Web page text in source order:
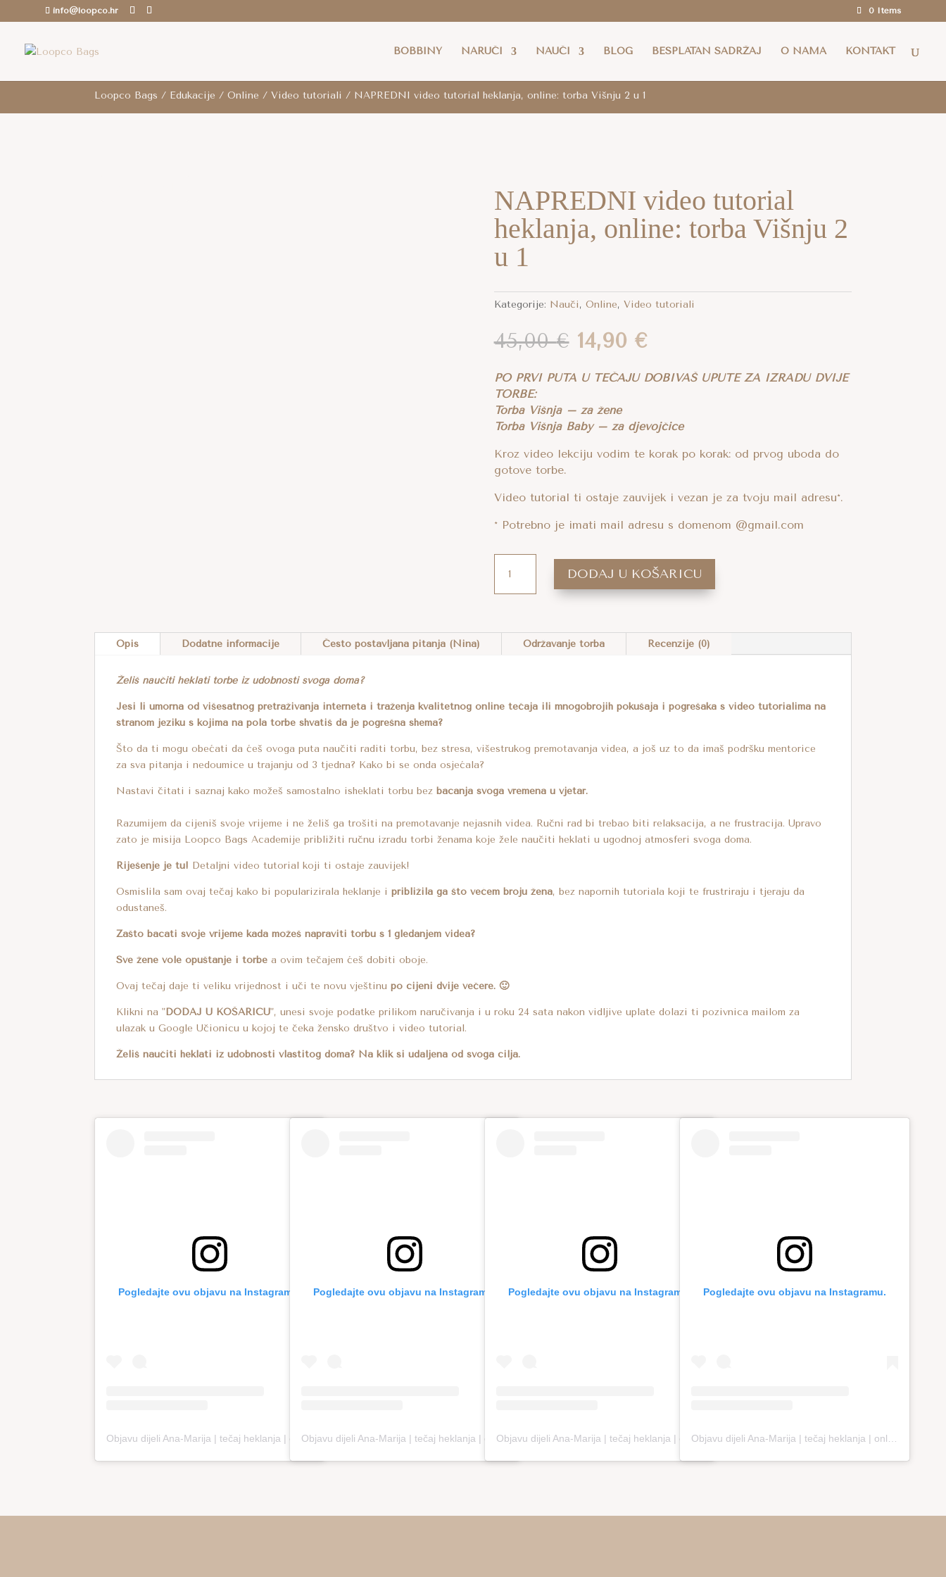
info@loopco.hr 0 Items
BOBBINY NARUČI NAUČI BLOG BESPLATAN SADRŽAJ O NAMA KONTAKT
Loopco Bags / Edukacije /Online /Video tutoriali / NAPREDNI video tutorial heklanja, online: torba Višnju 2 u 1
NAPREDNI video tutorial
heklanja, online: torba Višnju 2
u 1
Kategorije: Nauči, Online, Video tutoriali
45,00€ Izvorna
cijena
bila
je:
45,00 €.
14,90 €Trenutna
je:
14,90 €.
PO PRVI PUTA U TEČAJU DOBIVAŠ UPUTE ZA IZRADU DVIJE
TORBE:
Torba Višnja – za žene
Torba Višnja Baby – za djevojčice
Kroz video lekciju vodim te korak po korak: od prvog uboda do
gotove torbe.
Video tutorial ti ostaje zauvijek i vezan je za tvoju mail adresu*.
* Potrebno je imati mail adresu s domenom @gmail.com
NAPREDNI
VIDEO
ONLINE:
TORBA
U
KOLIČINA
DODAJ U KOŠARICU
A
E
Opis Dodatne informacije Često postavljana pitanja (Nina) Održavanje torba Recenzije (0)
Želiš naučiti heklati torbe iz udobnosti svoga doma?
Jesi li umorna od višesatnog pretraživanja interneta i traženja kvalitetnog online tečaja ili mnogobrojih pokušaja i pogrešaka s video tutorialima na
stranom jeziku s kojima na pola torbe shvatiš da je pogrešna shema?
Što da ti mogu obećati da ćeš ovoga puta naučiti raditi torbu, bez stresa, višestrukog premotavanja videa, a još uz to da imaš podršku mentorice
za sva pitanja i nedoumice u trajanju od 3 tjedna? Kako bi se onda osjećala?
Nastavi čitati i saznaj kako možeš samostalno isheklati torbu bez bacanja svoga vremena u vjetar.
Razumijem da cijeniš svoje vrijeme i ne želiš ga trošiti na premotavanje nejasnih videa. Ručni rad bi trebao biti relaksacija, a ne frustracija. Upravo
zato je misija Loopco Bags Academije približiti ručnu izradu torbi ženama koje žele naučiti heklati u ugodnoj atmosferi svoga doma.
Riješenje je tu! Detaljni video tutorial koji ti ostaje zauvijek!
Osmislila sam ovaj tečaj kako bi popularizirala heklanje ipribližila ga što većem broju žena, bez napornih tutoriala koji te frustriraju i tjeraju da
odustaneš.
Zašto bacati svoje vrijeme kada možeš napraviti torbu s 1 gledanjem videa?
Sve žene vole opuštanje i torbe a ovim tečajem ćeš dobiti oboje.
Ovaj tečaj daje ti veliku vrijednost i uči te novu vještinu po cijeni dvije večere. 🙂
Klikni na "DODAJ U KOŠARICU", unesi svoje podatke prilikom naručivanja i u roku 24 sata nakon vidljive uplate dolazi ti pozivnica mailom za
ulazak u Google Učionicu u kojoj te čeka žensko društvo i video tutorial.
Želiš naučiti heklati iz udobnosti vlastitog doma? Na klik si udaljena od svoga cilja.
Pogledajte ovu objavu na Instagramu.
Objavu dijeli Ana-Marija | tečaj heklanja | online edukacija (@loopco.bags.academy)
Pogledajte ovu objavu na Instagramu.
Objavu dijeli Ana-Marija | tečaj heklanja | online edukacija (@loopco.bags.academy)
Pogledajte ovu objavu na Instagramu.
Objavu dijeli Ana-Marija | tečaj heklanja | online edukacija (@loopco.bags.academy)
Pogledajte ovu objavu na Instagramu.
ROK ZA SLANJE: 6-12 radnih dana.. /Besplatna dostavaje za cijelu RH za sve narudžbe iznad 80 eura i za cijelu EU za narudžbe iznad 100 eura.